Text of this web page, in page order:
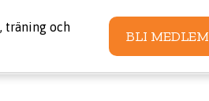
BLI MEDLEM